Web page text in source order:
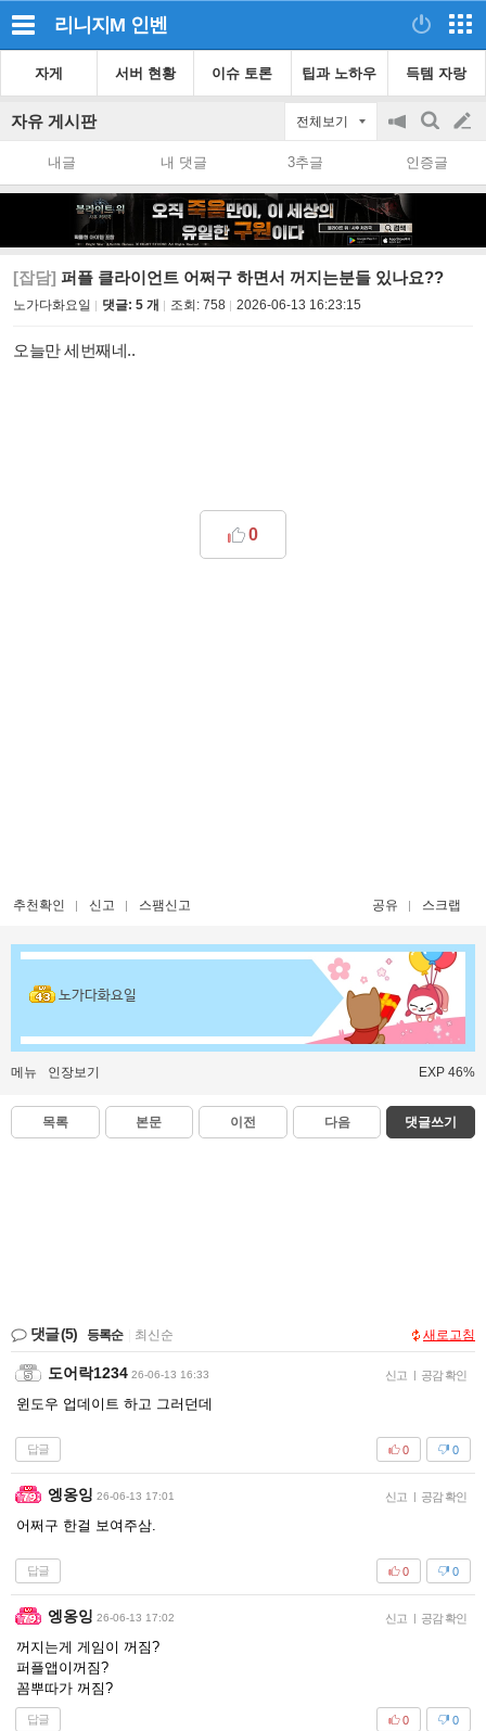
리니지M 인벤
자게 서버 현황 이슈 토론 팁과 노하우 득템 자랑
자유 게시판 전체보기
공
on/off
검
색
글
쓰
내글 내 댓글 3추글 인증글
[잡담] 퍼플 클라이언트 어쩌구 하면서 꺼지는분들 있나요??
노가다화요일 댓글: 5 개 조회: 758 2026-06-13 16:23:15
오늘만 세번째네..
0
추천확인 신고 스팸신고 공유 스크랩
노가다화요일
메뉴 인장보기 EXP 46%
목록 본문 이전 다음 댓글쓰기
댓글(5) 등록순 최신순 새로고침
도어락1234 26-06-13 16:33 신고 | 공감 확인
윈도우 업데이트 하고 그러던데
답글 0
0
엥옹잉 26-06-13 17:01 신고 | 공감 확인
어쩌구 한걸 보여주삼.
답글 0
0
엥옹잉 26-06-13 17:02 신고 | 공감 확인
꺼지는게 게임이 꺼짐?
퍼플앱이꺼짐?
꼼뿌따가 꺼짐?
답글 0
0